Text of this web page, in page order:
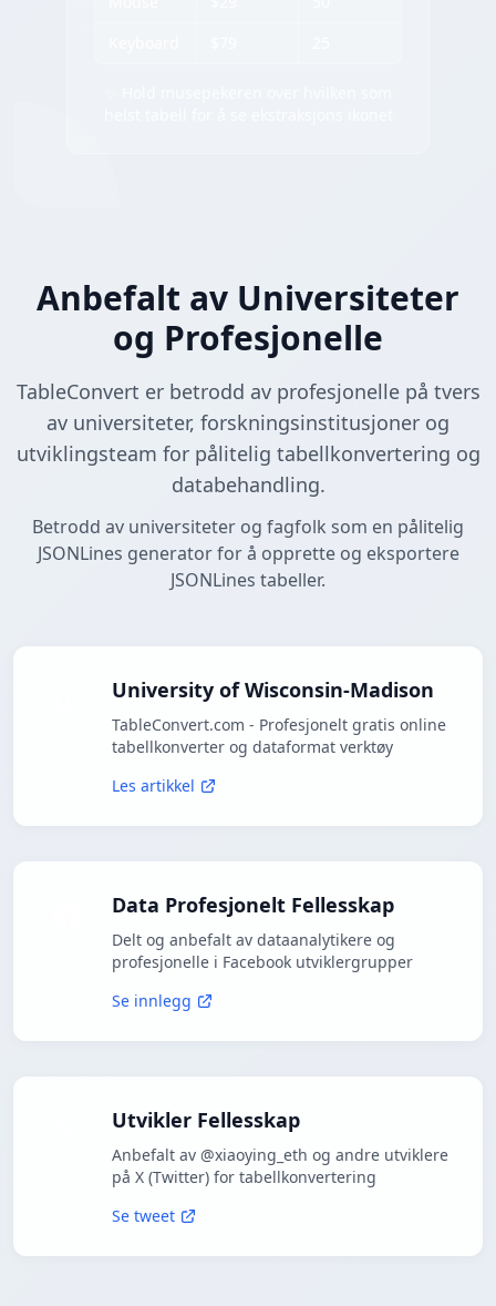
Anbefalt av Universiteter
og Profesjonelle
TableConvert er betrodd av profesjonelle på tvers
av universiteter, forskningsinstitusjoner og
utviklingsteam for pålitelig tabellkonvertering og
databehandling.
Betrodd av universiteter og fagfolk som en pålitelig
JSONLines generator for å opprette og eksportere
JSONLines tabeller.
University of Wisconsin-Madison
TableConvert.com - Profesjonelt gratis online
tabellkonverter og dataformat verktøy
Les artikkel
Data Profesjonelt Fellesskap
Delt og anbefalt av dataanalytikere og
profesjonelle i Facebook utviklergrupper
Se innlegg
Utvikler Fellesskap
Anbefalt av @xiaoying_eth og andre utviklere
på X (Twitter) for tabellkonvertering
Se tweet